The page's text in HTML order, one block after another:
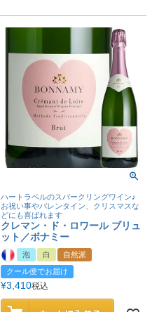
ハートラベルのスパークリングワイン♪
お祝い事やバレンタイン、クリスマスな
どにも喜ばれます
クレマン・ド・ロワール ブリュ
ット／ボナミー
泡 白
自然派
クール便でお届け
¥3,410税込